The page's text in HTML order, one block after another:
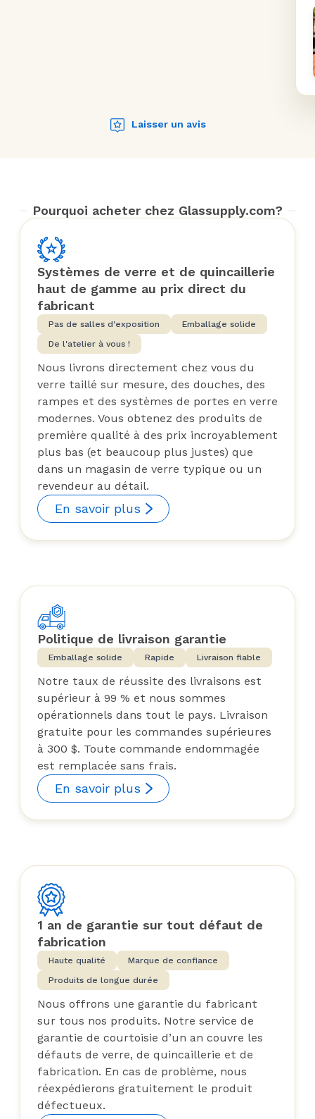
Laisser un avis
Pourquoi acheter chez Glassupply.com?
Systèmes de verre et de quincaillerie
haut de gamme au prix direct du
fabricant
Pas de salles d'exposition
Emballage solide
De l'atelier à vous !
Nous livrons directement chez vous du
verre taillé sur mesure, des douches, des
rampes et des systèmes de portes en verre
modernes. Vous obtenez des produits de
première qualité à des prix incroyablement
plus bas (et beaucoup plus justes) que
dans un magasin de verre typique ou un
revendeur au détail.
En savoir plus
Politique de livraison garantie
Emballage solide Rapide Livraison fiable
Notre taux de réussite des livraisons est
supérieur à 99 % et nous sommes
opérationnels dans tout le pays. Livraison
gratuite pour les commandes supérieures
à 300 $. Toute commande endommagée
est remplacée sans frais.
En savoir plus
1 an de garantie sur tout défaut de
fabrication
Haute qualité
Marque de confiance
Produits de longue durée
Nous offrons une garantie du fabricant
sur tous nos produits. Notre service de
garantie de courtoisie d’un an couvre les
défauts de verre, de quincaillerie et de
fabrication. En cas de problème, nous
réexpédierons gratuitement le produit
défectueux.